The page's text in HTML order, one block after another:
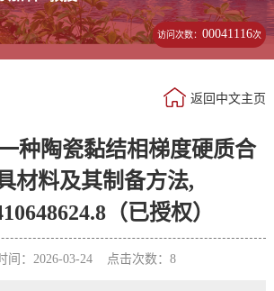
访问次数：00041116次
返回中文主页
种陶瓷黏结相梯度硬质合
材料及其制备方法,
（已授权）
间：2026-03-24 点击次数： 8